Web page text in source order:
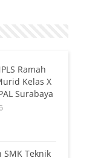
Ramah
Kelas X
Surabaya
SMK Teknik